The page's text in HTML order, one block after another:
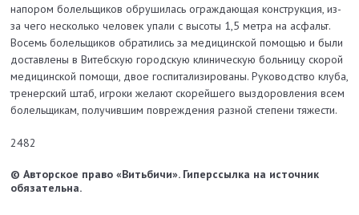
напором болельщиков обрушилась ограждающая конструкция, из-
за чего несколько человек упали с высоты 1,5 метра на асфальт.
Восемь болельщиков обратились за медицинской помощью и были
доставлены в Витебскую городскую клиническую больницу скорой
медицинской помощи, двое госпитализированы. Руководство клуба,
тренерский штаб, игроки желают скорейшего выздоровления всем
болельщикам, получившим повреждения разной степени тяжести.
2482
© Авторское право «Витьбичи». Гиперссылка на источник
обязательна.